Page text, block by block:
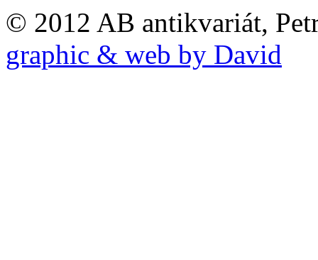
© 2012 AB antikvariát,
graphic & web by David